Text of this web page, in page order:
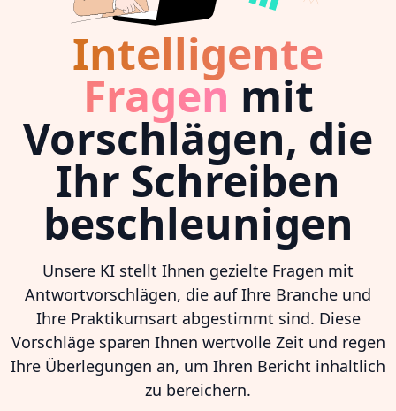
Intelligente
Fragen mit
Vorschlägen, die
Ihr Schreiben
beschleunigen
Unsere KI stellt Ihnen gezielte Fragen mit
Antwortvorschlägen, die auf Ihre Branche und
Ihre Praktikumsart abgestimmt sind. Diese
Vorschläge sparen Ihnen wertvolle Zeit und regen
Ihre Überlegungen an, um Ihren Bericht inhaltlich
zu bereichern.